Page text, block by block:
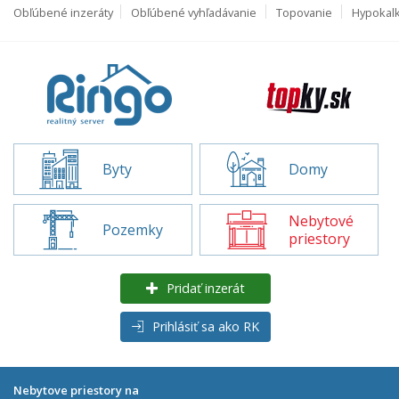
Obľúbené inzeráty Obľúbené vyhľadávanie Topovanie
Byty Domy
Pozemky
Nebytové
priestory
Pridať inzerát
Prihlásiť sa ako RK
Nebytove priestory na